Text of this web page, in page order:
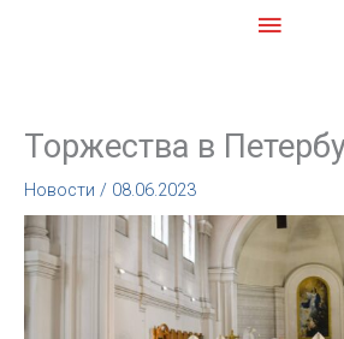
Торжества в
Новости / 08.06.2023